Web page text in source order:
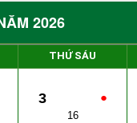
2026
THỨ SÁU
●
3
16